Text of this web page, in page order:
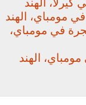
الهند
مومباي، الهند
في مومباي،
الهند